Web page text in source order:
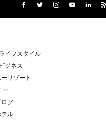
イフスタイル
ジネス
リゾート
ー
グ
ル